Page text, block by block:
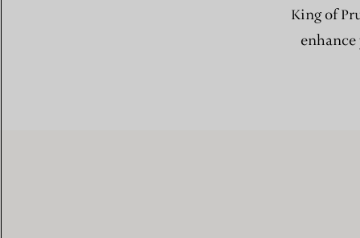
King of